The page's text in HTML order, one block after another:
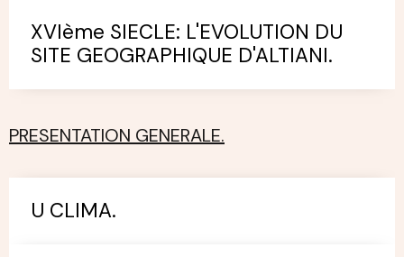
XVIème SIECLE: L'EVOLUTION DU
SITE GEOGRAPHIQUE D'ALTIANI.
PRESENTATION GENERALE.
U CLIMA.